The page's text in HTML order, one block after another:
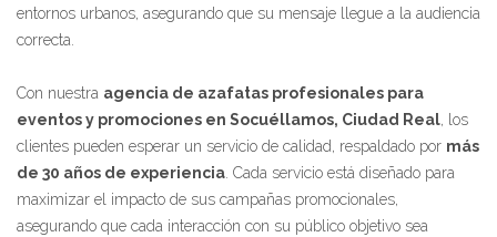
entornos urbanos, asegurando que su mensaje llegue a la audiencia
correcta.
Con nuestra agencia de azafatas profesionales para
eventos y promociones en Socuéllamos, Ciudad Real, los
clientes pueden esperar un servicio de calidad, respaldado por más
de 30 años de experiencia. Cada servicio está diseñado para
maximizar el impacto de sus campañas promocionales,
asegurando que cada interacción con su público objetivo sea